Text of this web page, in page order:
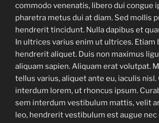
commodo venenatis, libero dui congue
pharetra metus dui at diam. Sed mollis
hendrerit tincidunt. Nulla dapibus et
In ultrices varius enim ut ultrices. Etiam
hendrerit aliquet. Duis non maximus
aliquam sapien. Aliquam erat volutpat.
tellus varius, aliquet ante eu, iaculis nisl.
interdum lorem, ut rhoncus ipsum.
sem interdum vestibulum mattis, velit
leo, hendrerit vestibulum est augue nec